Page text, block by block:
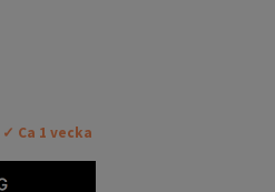
✓ Ca 1 vecka